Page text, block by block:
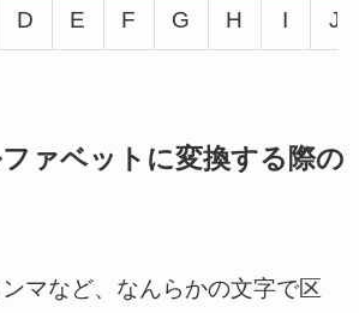
D E F G H I J
ァベットに変換する際の
マなど、なんらかの文字で区